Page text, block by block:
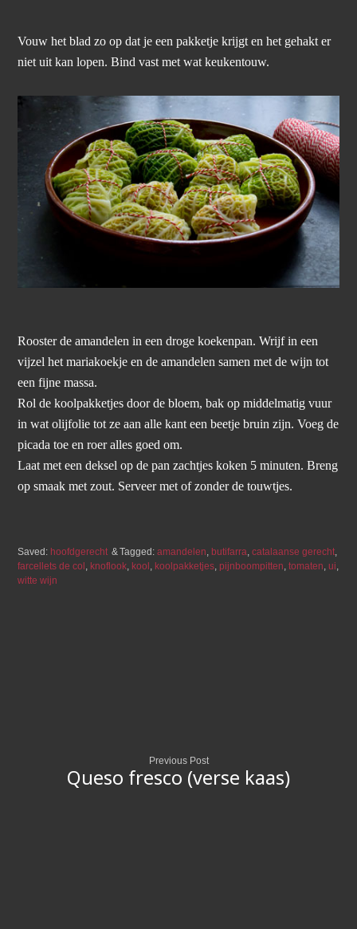
Vouw het blad zo op dat je een pakketje krijgt en het gehakt er
niet uit kan lopen. Bind vast met wat keukentouw.
Rooster de amandelen in een droge koekenpan. Wrijf in een
vijzel het mariakoekje en de amandelen samen met de wijn tot
een fijne massa.
Rol de koolpakketjes door de bloem, bak op middelmatig vuur
in wat olijfolie tot ze aan alle kant een beetje bruin zijn. Voeg de
picada toe en roer alles goed om.
Laat met een deksel op de pan zachtjes koken 5 minuten. Breng
op smaak met zout. Serveer met of zonder de touwtjes.
Saved: hoofdgerecht Tagged:amandelen ,butifarra ,catalaanse gerecht
farcellets de col ,knoflook ,kool ,koolpakketjes ,pijnboompitten ,tomaten ,ui
witte wijn
Previous Post
Queso fresco (verse kaas)